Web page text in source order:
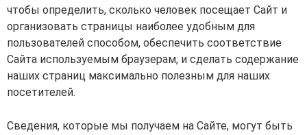
чтобы определить, сколько человек посещает Сайт и
организовать страницы наиболее удобным для
пользователей способом, обеспечить соответствие
Сайта используемым браузерам, и сделать содержание
наших страниц максимально полезным для наших
посетителей.
Сведения, которые мы получаем на Сайте, могут быть